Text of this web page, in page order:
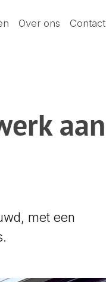
Over ons Contact
aan
met een